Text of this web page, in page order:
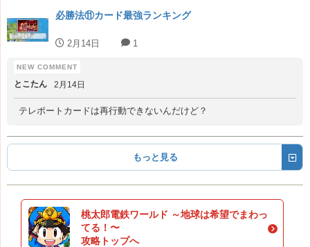
必勝法⑪カード最強ランキング
2月14日 1
とこたん 2月14日
テレポートカードは再行動できないんだけど？
もっと見る
桃太郎電鉄ワールド ～地球は希望でまわっ
てる！〜
攻略トップへ